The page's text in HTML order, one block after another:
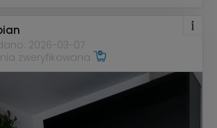
2026-03-07
zweryfikowana